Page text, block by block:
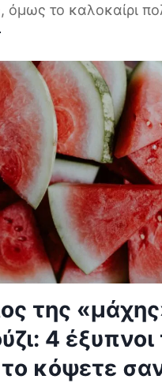
όμως το καλοκαίρι
της
4 έξυπνοι
το κόψετε